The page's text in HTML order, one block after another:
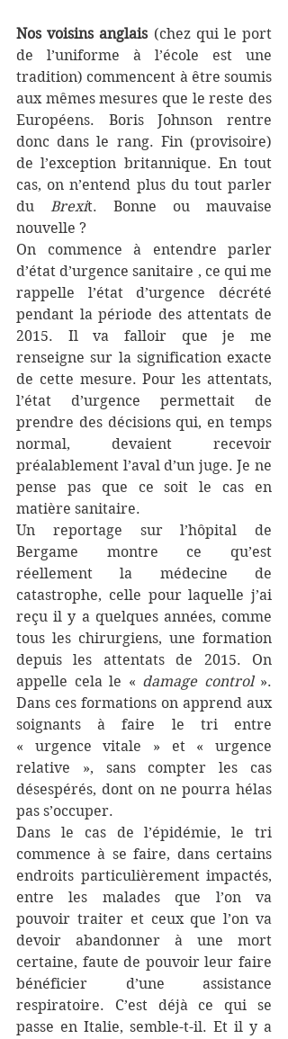
Nos voisins anglais (chez qui le port
de l’uniforme à l’école est une
tradition) commencent à être soumis
aux mêmes mesures que le reste des
Européens. Boris Johnson rentre
donc dans le rang. Fin (provisoire)
de l’exception britannique. En tout
cas, on n’entend plus du tout parler
du Brexit. Bonne ou mauvaise
nouvelle ?
On commence à entendre parler
d’état d’urgence sanitaire , ce qui me
rappelle l’état d’urgence décrété
pendant la période des attentats de
2015. Il va falloir que je me
renseigne sur la signification exacte
de cette mesure. Pour les attentats,
l’état d’urgence permettait de
prendre des décisions qui, en temps
normal, devaient recevoir
préalablement l’aval d’un juge. Je ne
pense pas que ce soit le cas en
matière sanitaire.
Un reportage sur l’hôpital de
Bergame montre ce qu’est
réellement la médecine de
catastrophe, celle pour laquelle j’ai
reçu il y a quelques années, comme
tous les chirurgiens, une formation
depuis les attentats de 2015. On
appelle cela le « damage control ».
Dans ces formations on apprend aux
soignants à faire le tri entre
« urgence vitale » et « urgence
relative », sans compter les cas
désespérés, dont on ne pourra hélas
pas s’occuper.
Dans le cas de l’épidémie, le tri
commence à se faire, dans certains
endroits particulièrement impactés,
entre les malades que l’on va
pouvoir traiter et ceux que l’on va
devoir abandonner à une mort
certaine, faute de pouvoir leur faire
bénéficier d’une assistance
respiratoire. C’est déjà ce qui se
passe en Italie, semble-t-il. Et il y a